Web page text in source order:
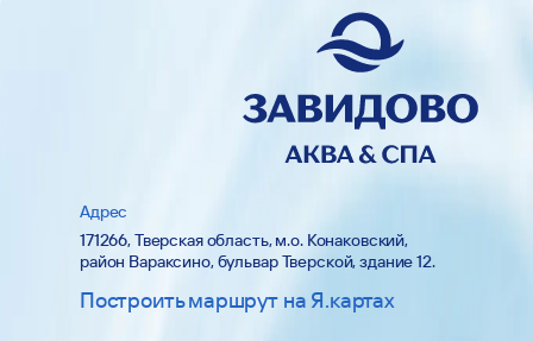
Адрес
171266, Тверская область, м.о. Конаковский,
район Вараксино, бульвар Тверской, здание 12.
Построить маршрут на Я.картах